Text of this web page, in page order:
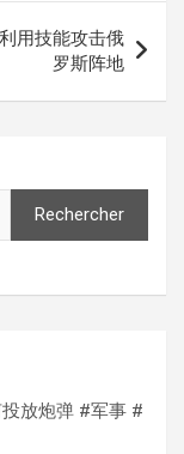
用技能攻击俄
罗斯阵地
Rechercher
放炮弹 #军事 #